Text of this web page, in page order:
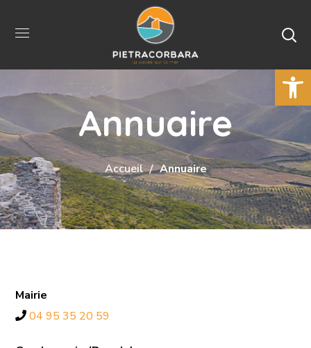
Ouvrir
Annuaire
Accueil Annuaire
Mairie
04 95 35 20 59